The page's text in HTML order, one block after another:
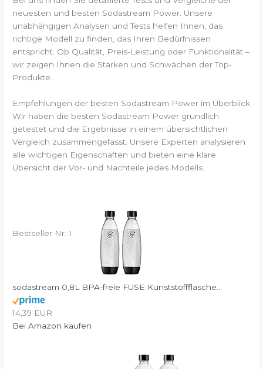
neuesten und besten Sodastream Power. Unsere
unabhängigen Analysen und Tests helfen Ihnen, das
richtige Modell zu finden, das Ihren Bedürfnissen
entspricht. Ob Qualität, Preis-Leistung oder Funktionalität –
wir zeigen Ihnen die Stärken und Schwächen der Top-
Produkte.
Empfehlungen der besten Sodastream Power im Überblick
Wir haben die besten Sodastream Power gründlich
getestet und die Ergebnisse in einem übersichtlichen
Vergleich zusammengefasst. Unsere Experten analysieren
alle wichtigen Eigenschaften und bieten eine klare
Übersicht der Vor- und Nachteile jedes Modells.
Bestseller Nr. 1
sodastream 0,8L BPA-freie FUSE Kunststoffflasche...
14,39 EUR
Bei Amazon kaufen